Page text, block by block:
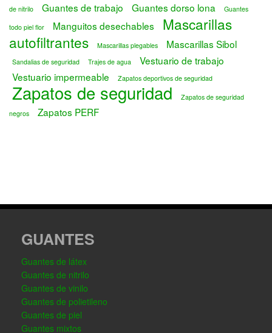
de nitrilo
Guantes de trabajo Guantes dorso lona
Guantes
todo piel flor
Manguitos desechables
Mascarillas
autofiltrantes
Mascarillas plegables Mascarillas Sibol
Sandalias de seguridad Trajes de agua
Vestuario de trabajo
Vestuario impermeable
Zapatos deportivos de seguridad
Zapatos de seguridad
Zapatos de seguridad
negros
Zapatos PERF
GUANTES
Guantes de látex
Guantes de nitrilo
Guantes de vinilo
Guantes de polietileno
Guantes de piel
Guantes mixtos